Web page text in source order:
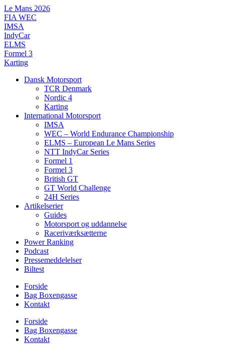
Videre
til
indhold
Le Mans 2026
FIA WEC
IMSA
IndyCar
ELMS
Formel 3
Karting
Dansk Motorsport
TCR Denmark
Nordic 4
Karting
International Motorsport
IMSA
WEC – World Endurance Championship
ELMS – European Le Mans Series
NTT IndyCar Series
Formel 1
Formel 3
British GT
GT World Challenge
24H Series
Artikelserier
Guides
Motorsport og uddannelse
Raceriværksætterne
Power Ranking
Podcast
Pressemeddelelser
Biltest
Forside
Bag Boxengasse
Kontakt
Forside
Bag Boxengasse
Kontakt